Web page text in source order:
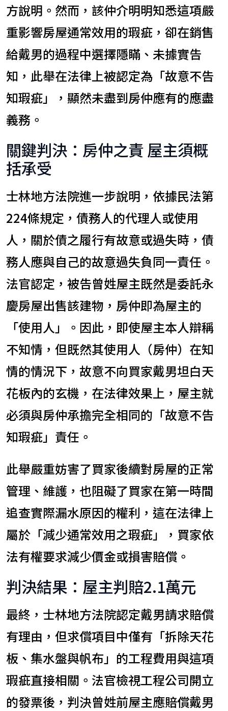
方說明。然而，該仲介明明知悉這項嚴
重影響房屋通常效用的瑕疵，卻在銷售
給戴男的過程中選擇隱瞞、未據實告
知，此舉在法律上被認定為「故意不告
知瑕疵」，顯然未盡到房仲應有的應盡
義務。
關鍵判決：房仲之責 屋主須概
括承受
士林地方法院進一步說明，依據民法第
224條規定，債務人的代理人或使用
人，關於債之履行有故意或過失時，債
務人應與自己的故意過失負同一責任。
法官認定，被告曾姓屋主既然是委託永
慶房屋出售該建物，房仲即為屋主的
「使用人」。因此，即使屋主本人辯稱
不知情，但既然其使用人（房仲）在知
情的情況下，故意不向買家戴男坦白天
花板內的玄機，在法律效果上，屋主就
必須與房仲承擔完全相同的「故意不告
知瑕疵」責任。
此舉嚴重妨害了買家後續對房屋的正常
管理、維護，也阻礙了買家在第一時間
追查實際漏水原因的權利，這在法律上
屬於「減少通常效用之瑕疵」，買家依
法有權要求減少價金或損害賠償。
判決結果：屋主判賠2.1萬元
最終，士林地方法院認定戴男請求賠償
有理由，但求償項目中僅有「拆除天花
板、集水盤與帆布」的工程費用與這項
瑕疵直接相關。法官檢視工程公司開立
的發票後，判決曾姓前屋主應賠償戴男